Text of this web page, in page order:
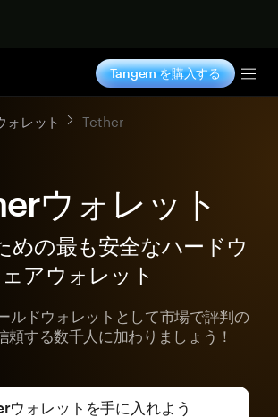
Tangem を購入する
ォレット Tether
ウォレット
めの最も安全なハードウ
ェアウォレット
ルドウォレットとして市場で評判の
頼する数千人に加わりましょう！
ウォレットを手に入れよう